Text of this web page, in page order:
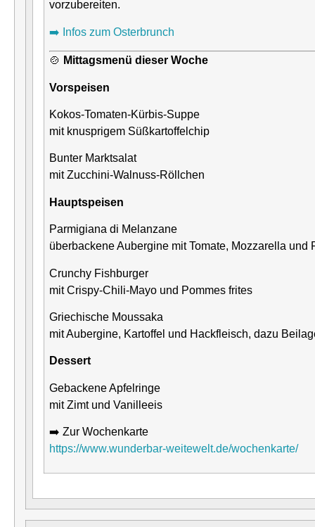
vorzubereiten.
➡️ Infos zum Osterbrunch
🍲 Mittagsmenü dieser Woche
Vorspeisen
Kokos-Tomaten-Kürbis-Suppe
mit knusprigem Süßkartoffelchip
Bunter Marktsalat
mit Zucchini-Walnuss-Röllchen
Hauptspeisen
Parmigiana di Melanzane
überbackene Aubergine mit Tomate, Mozzarella und
Crunchy Fishburger
mit Crispy-Chili-Mayo und Pommes frites
Griechische Moussaka
mit Aubergine, Kartoffel und Hackfleisch, dazu
Dessert
Gebackene Apfelringe
mit Zimt und Vanilleeis
➡️ Zur Wochenkarte
https://www.wunderbar-weitewelt.de/wochenkarte/